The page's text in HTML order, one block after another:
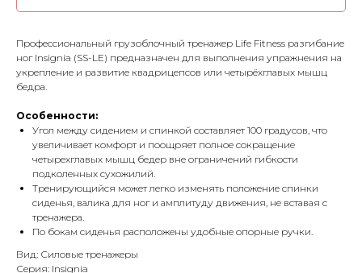
Профессиональный грузоблочный тренажер Life Fitness разгибание
ног Insignia (SS-LE) предназначен для выполнения упражнения на
укрепление и развитие квадрицепсов или четырёхглавых мышц
бедра.
Особенности:
Угол между сидением и спинкой составляет 100 градусов, что
увеличивает комфорт и поощряет полное сокращение
четырехглавых мышц бедер вне ограничений гибкости
подколенных сухожилий.
Тренирующийся может легко изменять положение спинки
сиденья, валика для ног и амплитуду движения, не вставая с
тренажера.
По бокам сиденья расположены удобные опорные ручки.
Вид: Силовые тренажеры
Серия: Insignia